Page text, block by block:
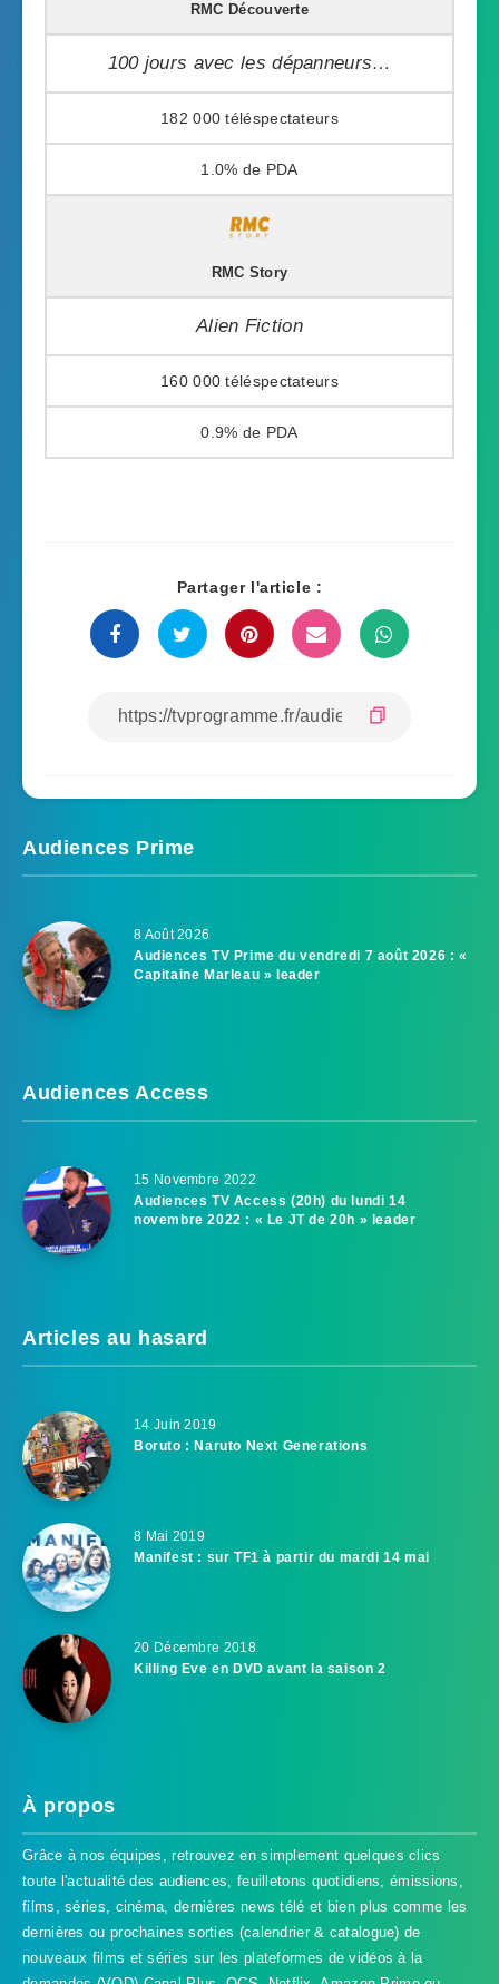
RMC Découverte
100 jours avec les dépanneurs…
182 000
1.0%
RMC Story
Alien Fiction
160 000
0.9%
Partager l'article :
Audiences Prime
8 Août 2026
Audiences TV Prime du vendredi 7 août 2026 : «
Capitaine Marleau » leader
Audiences Access
15 Novembre 2022
Audiences TV Access (20h) du lundi 14
novembre 2022 : « Le JT de 20h » leader
Articles au hasard
14 Juin 2019
Boruto : Naruto Next Generations
8 Mai 2019
Manifest : sur TF1 à partir du mardi 14 mai
20 Décembre 2018
Killing Eve en DVD avant la saison 2
À propos
Grâce à nos équipes, retrouvez en simplement quelques clics
toute l'actualité des audiences, feuilletons quotidiens, émissions,
films, séries, cinéma, dernières news télé et bien plus comme les
dernières ou prochaines sorties (calendrier & catalogue) de
nouveaux films et séries sur les plateformes de vidéos à la